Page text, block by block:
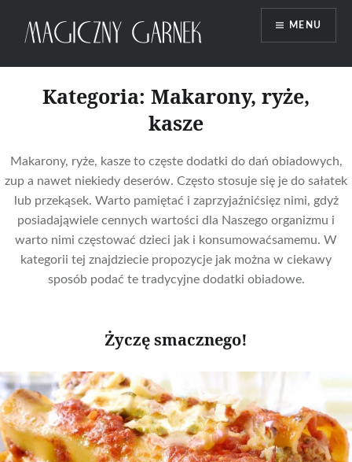
Magiczny Garnek
MENU
Kategoria: Makarony, ryże,
kasze
Makarony, ryże, kasze to częste dodatki do dań obiadowych,
zup a nawet niekiedy deserów. Często stosuje się je do sałatek
lub przekąsek. Warto pamiętać i zaprzyjaźnićsięz nimi, gdyż
posiadająwiele cennych wartości dla Naszego organizmu i
warto nimi częstować dzieci jak i konsumowaćsamemu. W
kategorii tej znajdziecie propozycje jak można w ciekawy
sposób podać te tradycyjne dodatki obiadowe.
Życzę smacznego!